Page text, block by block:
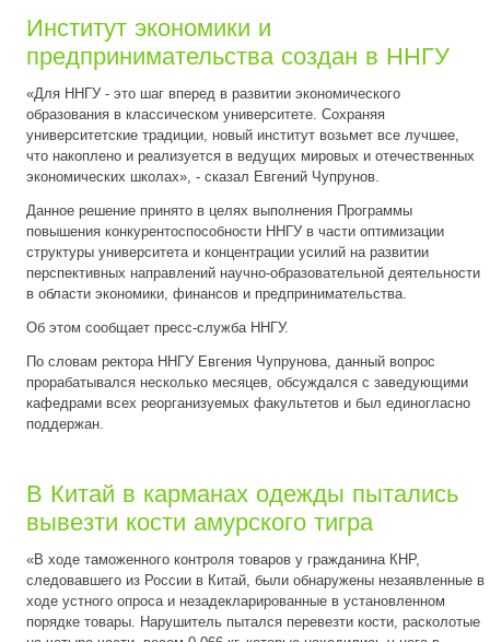
Институт экономики и
предпринимательства создан в ННГУ
«Для ННГУ - это шаг вперед в развитии экономического
образования в классическом университете. Сохраняя
университетские традиции, новый институт возьмет все лучшее,
что накоплено и реализуется в ведущих мировых и отечественных
экономических школах», - сказал Евгений Чупрунов.
Данное решение принято в целях выполнения Программы
повышения конкурентоспособности ННГУ в части оптимизации
структуры университета и концентрации усилий на развитии
перспективных направлений научно-образовательной деятельности
в области экономики, финансов и предпринимательства.
Об этом сообщает пресс-служба ННГУ.
По словам ректора ННГУ Евгения Чупрунова, данный вопрос
прорабатывался несколько месяцев, обсуждался с заведующими
кафедрами всех реорганизуемых факультетов и был единогласно
поддержан.
В Китай в карманах одежды пытались
вывезти кости амурского тигра
«В ходе таможенного контроля товаров у гражданина КНР,
следовавшего из России в Китай, были обнаружены незаявленные в
ходе устного опроса и незадекларированные в установленном
порядке товары. Нарушитель пытался перевезти кости, расколотые